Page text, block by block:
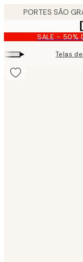
content. SALE - 50%
▸ Telas